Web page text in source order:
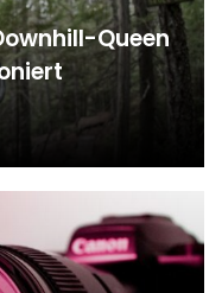
Queen